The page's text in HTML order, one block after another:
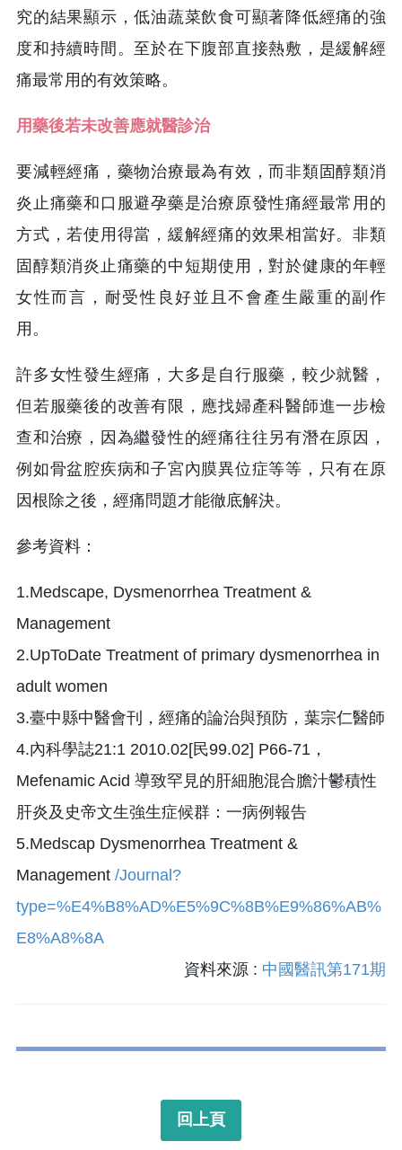
究的結果顯示，低油蔬菜飲食可顯著降低經痛的強
度和持續時間。至於在下腹部直接熱敷，是緩解經
痛最常用的有效策略。
用藥後若未改善應就醫診治
要減輕經痛，藥物治療最為有效，而非類固醇類消
炎止痛藥和口服避孕藥是治療原發性痛經最常用的
方式，若使用得當，緩解經痛的效果相當好。非類
固醇類消炎止痛藥的中短期使用，對於健康的年輕
女性而言，耐受性良好並且不會產生嚴重的副作
用。
許多女性發生經痛，大多是自行服藥，較少就醫，
但若服藥後的改善有限，應找婦產科醫師進一步檢
查和治療，因為繼發性的經痛往往另有潛在原因，
例如骨盆腔疾病和子宮內膜異位症等等，只有在原
因根除之後，經痛問題才能徹底解決。
參考資料：
1.Medscape, Dysmenorrhea Treatment &
Management
2.UpToDate Treatment of primary dysmenorrhea in
adult women
3.臺中縣中醫會刊，經痛的論治與預防，葉宗仁醫師
4.內科學誌21:1 2010.02[民99.02] P66-71，
Mefenamic Acid 導致罕見的肝細胞混合膽汁鬱積性
肝炎及史帝文生強生症候群：一病例報告
5.Medscap Dysmenorrhea Treatment &
Management /Journal?
type=%E4%B8%AD%E5%9C%8B%E9%86%AB%
E8%A8%8A
資料來源 : 中國醫訊第171期
回上頁